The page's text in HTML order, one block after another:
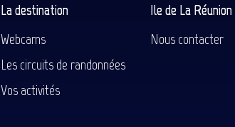
La destination
Webcams
Les circuits de randonnées
Vos activités
Ile de La
Nous contacter